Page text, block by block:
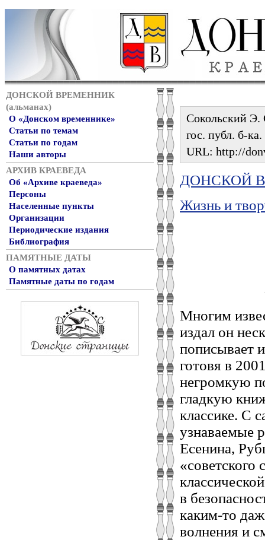
ДОНСКОЙ ВРЕМЕННИК
(альманах)
О «Донском временнике»
Статьи по темам
Статьи по годам
Наши авторы
АРХИВ КРАЕВЕДА
Об «Архиве краеведа»
Персоны
Населенные пункты
Организации
Периодические издания
Библиография
ПАМЯТНЫЕ ДАТЫ
О памятных датах
Памятные даты по годам
Сокольский Э.
гос. публ. б-
URL: http://
ДОНСКОЙ
Жизнь и
Многим
издал он
пописывает
готовя в
негромкую
гладкую
классике. С
узнаваемые
Есенина,
в
каким-то
волнения и